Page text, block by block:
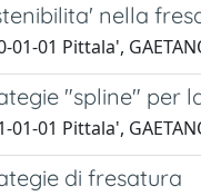
nella
01-01 Pittala',
"spline" per
01-01 Pittala',
di fresatura